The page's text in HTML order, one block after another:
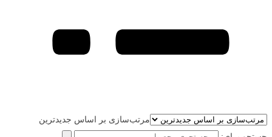
مرتب‌سازی بر اساس جدیدترین